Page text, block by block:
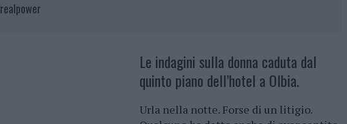
realpower
Le indagini sulla donna caduta dal
quinto piano dell’hotel a Olbia.
Urla nella notte. Forse di un litigio.